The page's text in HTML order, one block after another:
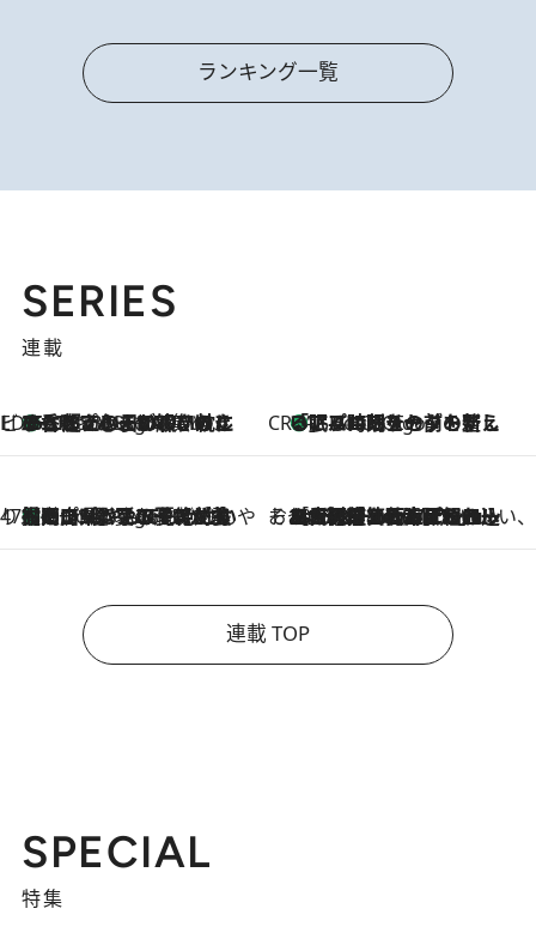
ランキング一覧
SERIES
連載
ビューティいいもの集め EDITORS' BEST
2 Hours Ago
35℃超えの日の夜、枕にひと吹き！ BAUMのルームスプレーが、ひのきの香りで心まで解きほぐす CREA'S CHOICE
2 Hours Ago
「眠る時刻をセットする」——眠りの前を整える、バルミューダの新しいアプローチ
47都道府県の手みやげ ひんやりスイーツで夏を満喫
2 Hours Ago
【岡山県】この夏絶対食べたい 冷やしておいしいおやつ3選 フルーツが主役のプリンやアイスが勢揃い そおだよおこの関西おいしい、おやつ紀行
2026.8.9
［大阪府箕面市］一皿一皿目の前で仕上げられる、料理を巧みに組み込んだアシェットデセールコース「ミチル アシェット デセール（Michiru assiette dessert）」
連載 TOP
SPECIAL
特集